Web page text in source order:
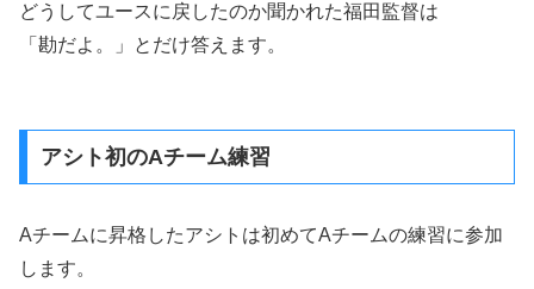
どうしてユースに戻したのか聞かれた福田監督は
「勘だよ。」とだけ答えます。
アシト初のAチーム練習
Aチームに昇格したアシトは初めてAチームの練習に参加
します。